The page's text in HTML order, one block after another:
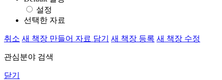
설정
선택한 자료
취소 새 책장 만들어 자료 담기 새 책장 등록 새 책장 수정
관심분야 검색
닫기